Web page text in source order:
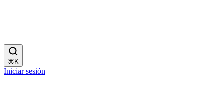
⌘ K
Iniciar sesión